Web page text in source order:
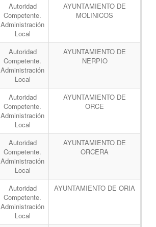
Autoridad
Competente.
Administración
Local
AYUNTAMIENTO DE
MOLINICOS
Autoridad
Competente.
Administración
Local
AYUNTAMIENTO DE
NERPIO
Autoridad
Competente.
Administración
Local
AYUNTAMIENTO DE
ORCE
Autoridad
Competente.
Administración
Local
AYUNTAMIENTO DE
ORCERA
Autoridad
Competente.
Administración
Local
AYUNTAMIENTO DE ORIA